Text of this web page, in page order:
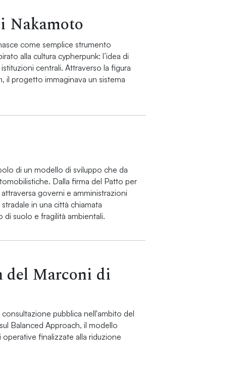
Nakamoto
come semplice strumento
alla cultura cypherpunk: l’idea di
centrali. Attraverso la figura
il progetto immaginava un sistema
di un modello di sviluppo che da
Dalla firma del Patto per
governi e amministrazioni
in una città chiamata
suolo e fragilità ambientali.
del Marconi di
pubblica nell'ambito del
Balanced Approach, il modello
finalizzate alla riduzione